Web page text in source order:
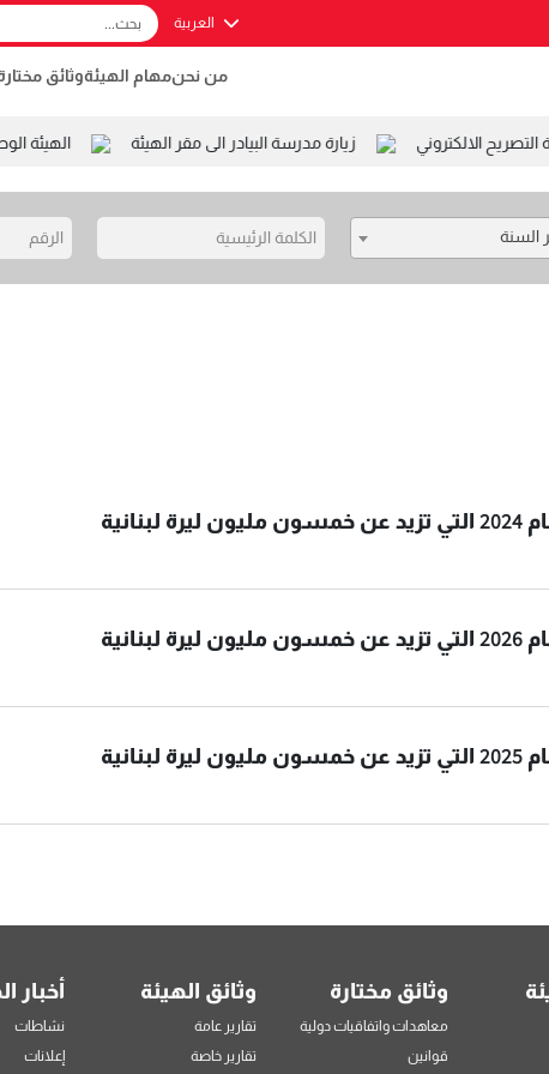
العربية
من نحنمهام الهيئةوثائق
الالكتروني زيارة مدرسة البيادر الى مقر الهيئة الهيئة
السنة
وثائق مختارة
معاهدات واتفاقيات دولية
قوانين
وثائق الهيئة
تقارير عامة
تقارير خاصة
أخبار
نشاطات
إعلانات